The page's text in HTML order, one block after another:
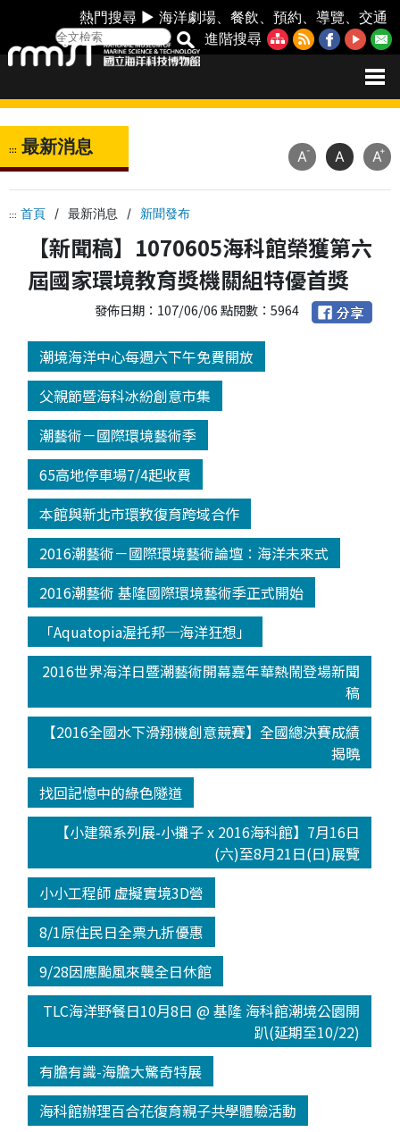
熱門搜尋 ►海洋劇場 、餐飲 、預約 、導覽 、交通
進階搜尋
::: 最新消息
::: 首頁 / 最新消息 / 新聞發布
A- A A+
【新聞稿】1070605海科館榮獲第六
屆國家環境教育獎機關組特優首獎
發佈日期：107/06/06 點閱數：5964
潮境海洋中心每週六下午免費開放
父親節暨海科冰紛創意市集
潮藝術－國際環境藝術季
65高地停車場7/4起收費
本館與新北市環教復育跨域合作
2016潮藝術－國際環境藝術論壇：海洋未來式
2016潮藝術 基隆國際環境藝術季正式開始
「Aquatopia渥托邦─海洋狂想」
2016世界海洋日暨潮藝術開幕嘉年華熱鬧登場新聞
稿
【2016全國水下滑翔機創意競賽】全國總決賽成績
揭曉
找回記憶中的綠色隧道
【小建築系列展-小攤子 x 2016海科館】7月16日
(六)至8月21日(日)展覽
小小工程師 虛擬實境3D營
8/1原住民日全票九折優惠
9/28因應颱風來襲全日休館
TLC海洋野餐日10月8日 @ 基隆 海科館潮境公園開
趴(延期至10/22)
有膽有識-海膽大驚奇特展
海科館辦理百合花復育親子共學體驗活動